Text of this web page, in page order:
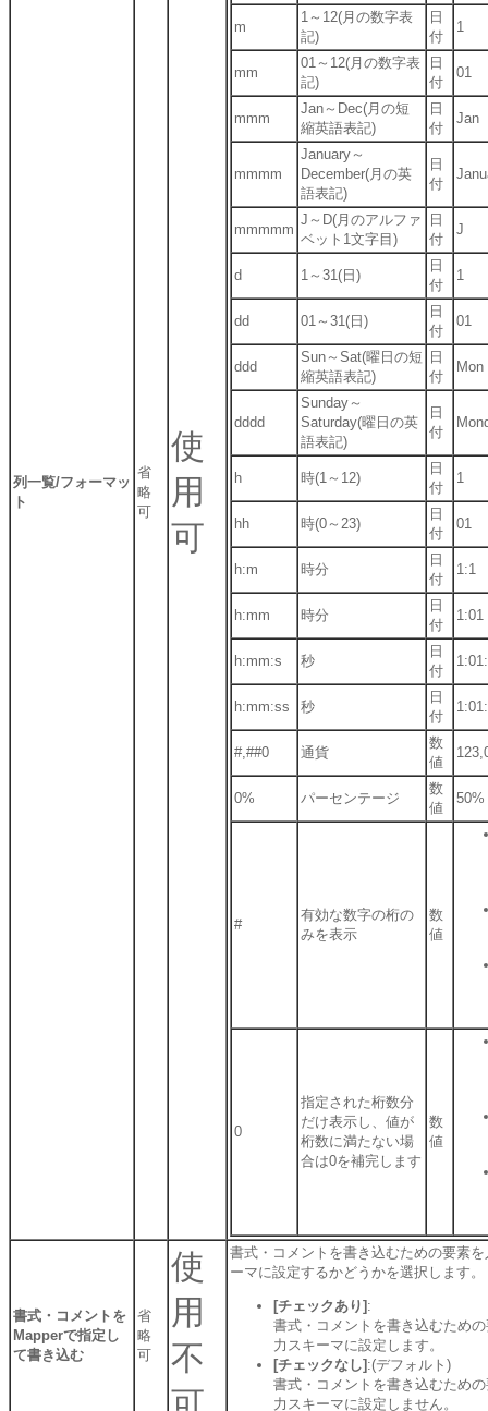
列一覧/フォーマッ
ト
省
略
可
使
用
可
m
1～12(月の数字表
記)
日
付
1
mm
01～12(月の数字表
記)
日
付
01
mmm
Jan～Dec(月の短
縮英語表記)
日
付
Jan
mmmm
January～
December(月の英
語表記)
日
付
mmmmm
J～D(月のアルファ
ベット1文字目)
日
付
J
d 1～31(日)
日
付
1
dd 01～31(日)
日
付
01
ddd
Sun～Sat(曜日の短
縮英語表記)
日
付
Mon
dddd
Sunday～
Saturday(曜日の英
語表記)
日
付
h 時(1～12)
日
付
1
hh 時(0～23)
日
付
01
h:m 時分
日
付
1:1
h:mm 時分
日
付
1:01
h:mm:s 秒
日
付
h:mm:ss 秒
日
付
#,##0 通貨
数
値
0% パーセンテージ
数
値
50%
#
有効な数字の桁の
みを表示
数
値
0
指定された桁数分
だけ表示し、値が
桁数に満たない場
合は0を補完します
数
値
書式・コメントを
Mapperで指定し
て書き込む
省
略
可
使
用
不
書式・コメントを書き込むための要素
ーマに設定するかどうかを選択します。
[チェックあり] :
書式・コメントを書き込むため
力スキーマに設定します。
[チェックなし] :(デフォルト)
書式・コメントを書き込むため
力スキーマに設定しません。